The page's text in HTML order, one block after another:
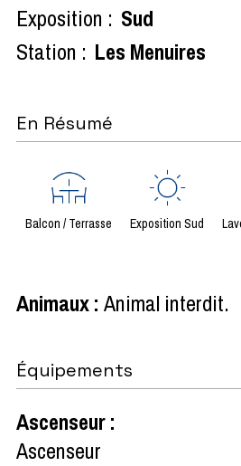
Exposition : Sud
Station : Les Menuires
En Résumé
Balcon / Terrasse Exposition Sud
Animaux: Animal interdit
Équipements
Ascenseur:
Ascenseur